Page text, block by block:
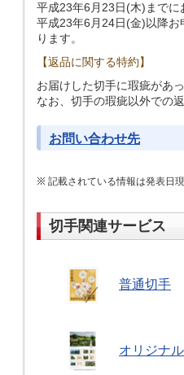
平成23年6月23日(木)まで
平成23年6月24日(金)以降
ります。
【返品に関する特約】
お届けした切手に瑕疵があ
なお、切手の瑕疵以外での
お問い合わせ先
記載されている情報は発表日
切手関連サービス
普通切手
オリジナ